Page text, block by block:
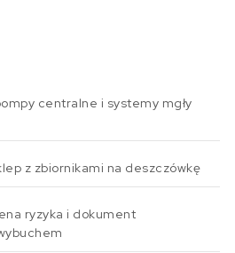
centralne i systemy mgły
z zbiornikami na deszczówkę
ryzyka i dokument